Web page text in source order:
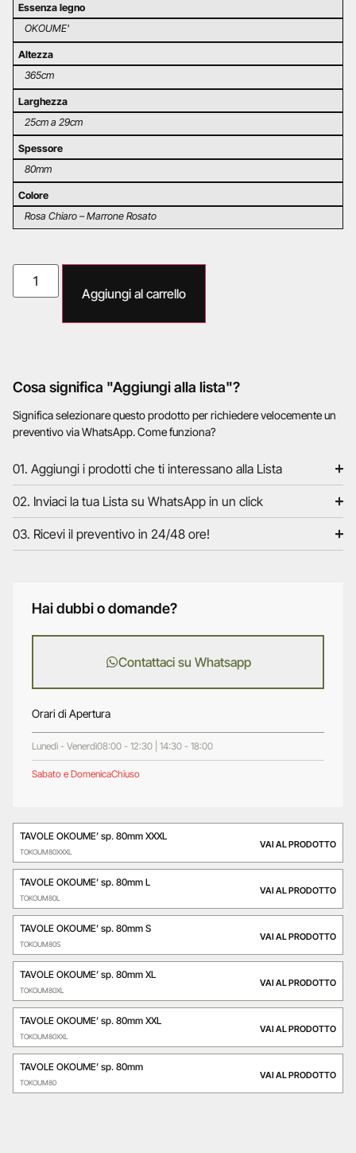
Essenza legno
OKOUME'
Altezza
365cm
Larghezza
25cm a 29cm
Spessore
80mm
Colore
Rosa Chiaro – Marrone Rosato
Aggiungi al carrello
Cosa significa "Aggiungi alla lista"?
Significa selezionare questo prodotto per richiedere velocemente un
preventivo via WhatsApp. Come funziona?
01. Aggiungi i prodotti che ti interessano alla Lista
02. Inviaci la tua Lista su WhatsApp in un click
03. Ricevi il preventivo in 24/48 ore!
Hai dubbi o domande?
Contattaci su Whatsapp
Orari di Apertura
Lunedì - Venerdì08:00 - 12:30 | 14:30 - 18:00
Sabato e DomenicaChiuso
TAVOLE OKOUME’ sp. 80mm XXXL
TOKOUM80XXXL
VAI AL PRODOTTO
TAVOLE OKOUME’ sp. 80mm L
TOKOUM80L
VAI AL PRODOTTO
TAVOLE OKOUME’ sp. 80mm S
TOKOUM80S
VAI AL PRODOTTO
TAVOLE OKOUME’ sp. 80mm XL
TOKOUM80XL
VAI AL PRODOTTO
TAVOLE OKOUME’ sp. 80mm XXL
TOKOUM80XXL
VAI AL PRODOTTO
TAVOLE OKOUME’ sp. 80mm
TOKOUM80
VAI AL PRODOTTO